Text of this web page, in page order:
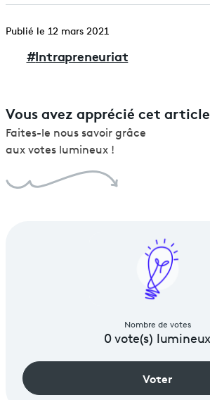
Publié le 12 mars 2021
#Intrapreneuriat
Vous avez apprécié cet
Faites-le nous savoir grâce
aux votes lumineux !
Nombre de votes
0vote(s) lumineux
Voter